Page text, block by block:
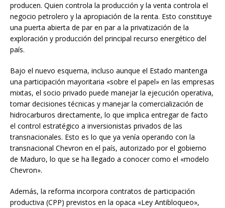
producen. Quien controla la producción y la venta controla el
negocio petrolero y la apropiación de la renta. Esto constituye
una puerta abierta de par en par a la privatización de la
exploración y producción del principal recurso energético del
país.
Bajo el nuevo esquema, incluso aunque el Estado mantenga
una participación mayoritaria «sobre el papel» en las empresas
mixtas, el socio privado puede manejar la ejecución operativa,
tomar decisiones técnicas y manejar la comercialización de
hidrocarburos directamente, lo que implica entregar de facto
el control estratégico a inversionistas privados de las
transnacionales. Esto es lo que ya venía operando con la
transnacional Chevron en el país, autorizado por el gobierno
de Maduro, lo que se ha llegado a conocer como el «modelo
Chevron».
Además, la reforma incorpora contratos de participación
productiva (CPP) previstos en la opaca «Ley Antibloqueo»,